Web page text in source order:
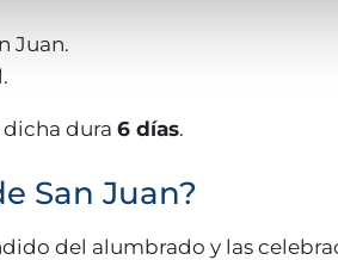
Juan.
dura 6 días.
San Juan?
del alumbrado y las